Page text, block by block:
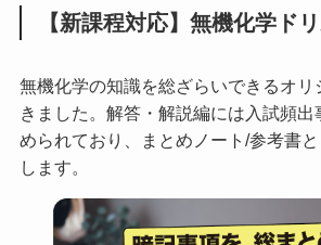
【新課程対応】無機化学ド
無機化学の知識を総ざらいできるオリ
きました。解答・解説編には入試頻出
められており、まとめノート/参考書
します。